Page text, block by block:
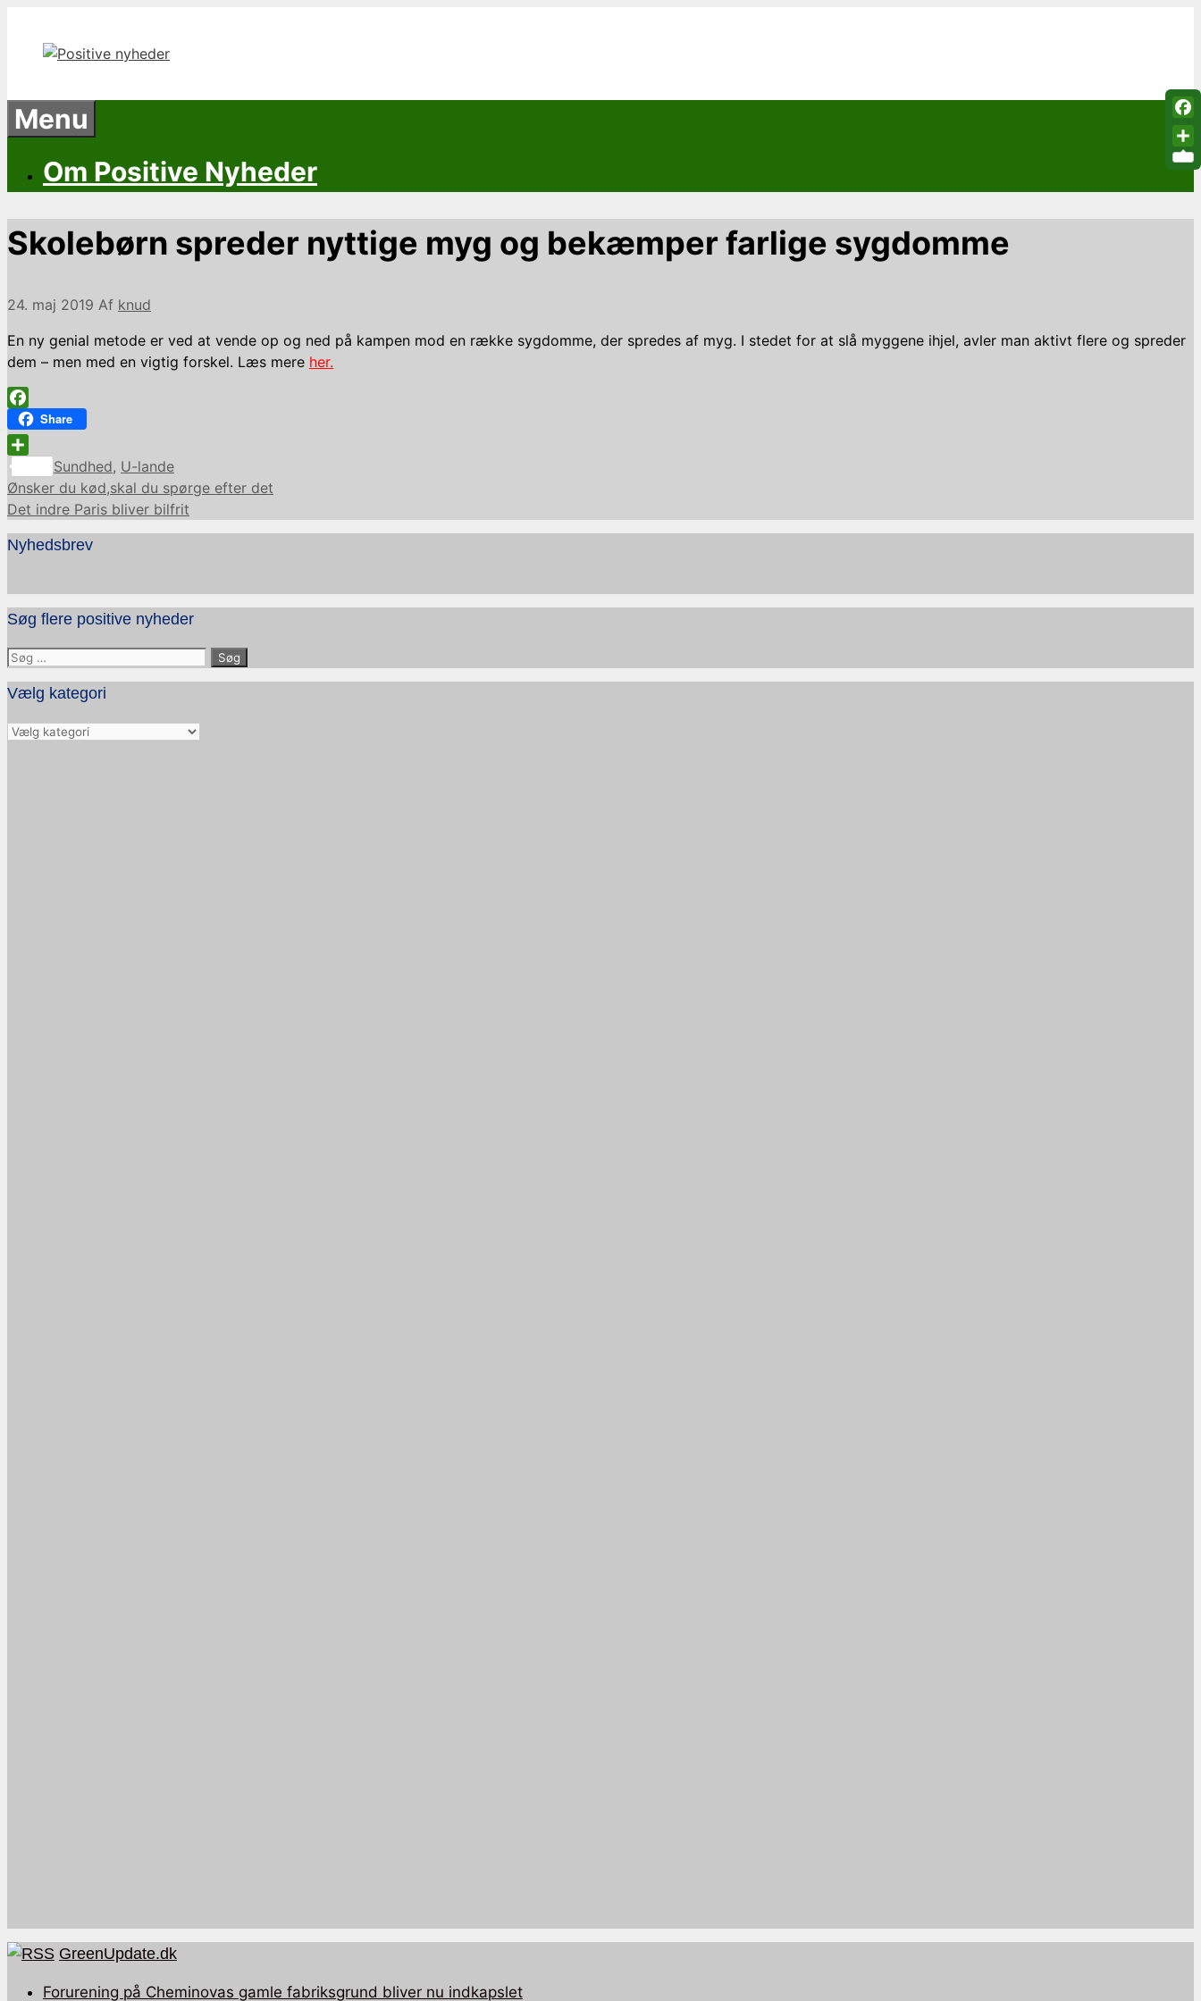
indhold
Menu
Om Positive Nyheder
Skolebørn spreder nyttige myg og bekæmper farlige sygdomme
24. maj 2019 Af knud
En ny genial metode er ved at vende op og ned på kampen mod en række sygdomme, der spredes af myg. I stedet for at slå myggene ihjel, avler man aktivt flere og spreder
dem – men med en vigtig forskel. Læs mere her.
Facebook
Share
Share
Kategorier
Sundhed, U-lande
Ønsker du kød,skal du spørge efter det
Det indre Paris bliver bilfrit
Nyhedsbrev
Søg flere positive nyheder
Søg
efter:
Vælg kategori
Vælg
GreenUpdate.dk
Forurening på Cheminovas gamle fabriksgrund bliver nu indkapslet